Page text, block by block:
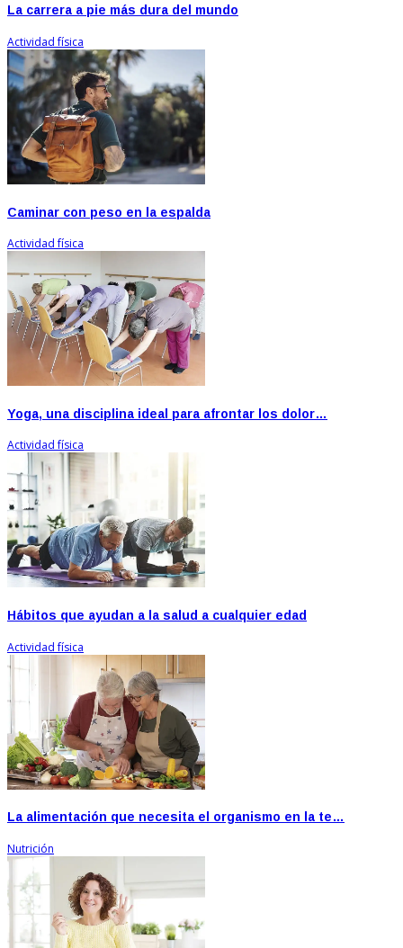
La carrera a pie más dura del mundo
Actividad física
Caminar con peso en la espalda
Actividad física
Yoga, una disciplina ideal para afrontar los dolor…
Actividad física
Hábitos que ayudan a la salud a cualquier edad
Actividad física
La alimentación que necesita el organismo en la te…
Nutrición